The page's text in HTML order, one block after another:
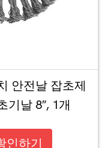
안전날 잡초제
기날 8″, 1개
인하기